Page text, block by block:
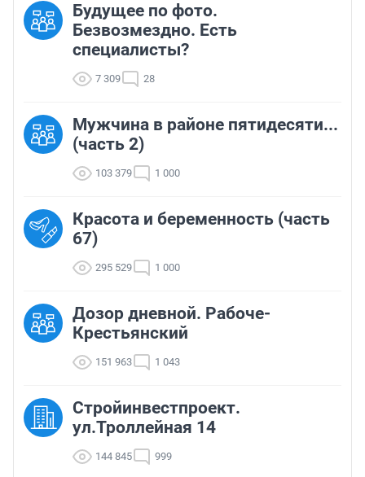
Будущее по фото.
Безвозмездно. Есть
специалисты?
7 309 28
Мужчина в районе пятидесяти...
(часть 2)
103 379 1 000
Красота и беременность (часть
67)
295 529 1 000
Дозор дневной. Рабоче-
Крестьянский
151 963 1 043
Стройинвестпроект.
ул.Троллейная 14
144 845 999